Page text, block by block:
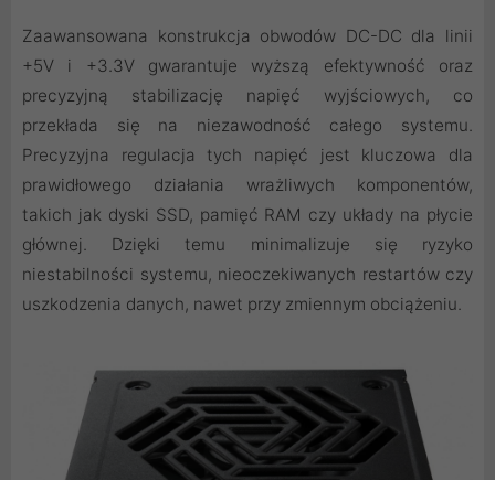
Zaawansowana konstrukcja obwodów DC-DC dla linii
+5V i +3.3V gwarantuje wyższą efektywność oraz
precyzyjną stabilizację napięć wyjściowych, co
przekłada się na niezawodność całego systemu.
Precyzyjna regulacja tych napięć jest kluczowa dla
prawidłowego działania wrażliwych komponentów,
takich jak dyski SSD, pamięć RAM czy układy na płycie
głównej. Dzięki temu minimalizuje się ryzyko
niestabilności systemu, nieoczekiwanych restartów czy
uszkodzenia danych, nawet przy zmiennym obciążeniu.